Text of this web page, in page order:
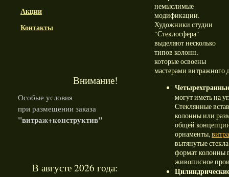
Акции
Контакты
Внимание!
Особые условия
при размещении заказа
"витраж+конструктив"
В августе 2026 года:
немыслимые
модификации.
Художники студии
"Стеклосфера"
выделяют несколько
типов колонн,
которые освоены
мастерами витражного
могут иметь на
Стеклянные
колонны или
общей
орнаменты,
вытянутые
формат колонны
живописное